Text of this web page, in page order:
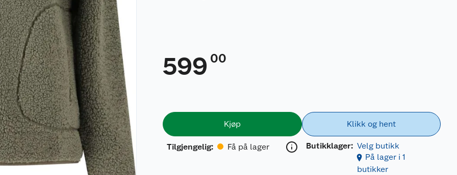
599 00
Kjøp
Tilgjengelig: Få på lager
Klikk og hent
Butikklager: Velg butikk
På lager i 1
butikker